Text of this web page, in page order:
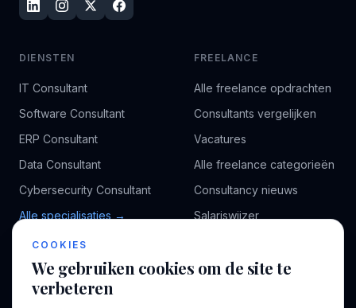
DIENSTEN
IT Consultant
Software Consultant
ERP Consultant
Data Consultant
Cybersecurity Consultant
Alle specialisaties →
FREELANCE
Alle freelance opdrachten
Consultants vergelijken
Vacatures
Alle freelance categorieën
Consultancy nieuws
Salariswijzer
BEDRIJF
COOKIES
We gebruiken cookies om de site te
verbeteren